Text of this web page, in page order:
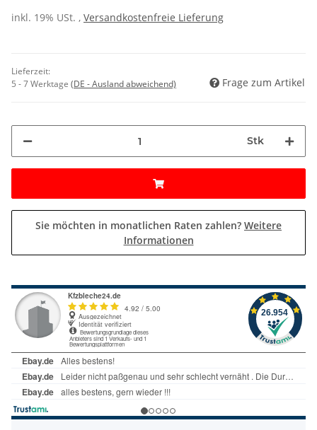
inkl. 19% USt. , Versandkostenfreie Lieferung
Lieferzeit:
5 - 7 Werktage (DE - Ausland abweichend) Frage zum Artikel
Stk
Sie möchten in monatlichen Raten zahlen? Weitere
Informationen